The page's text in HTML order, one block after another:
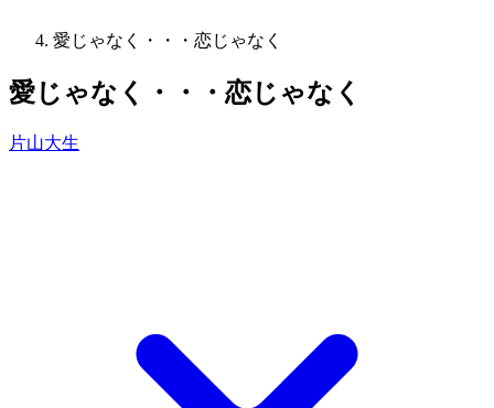
愛じゃなく・・・恋じゃなく
愛じゃなく・・・恋じゃなく
片山大生